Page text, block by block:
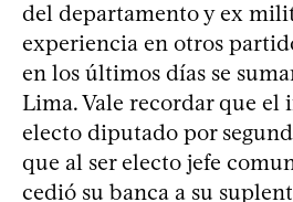
del departamento y ex
experiencia en otros
en los últimos días se
Lima. Vale recordar que el
electo diputado por
que al ser electo jefe
cedió su banca a su